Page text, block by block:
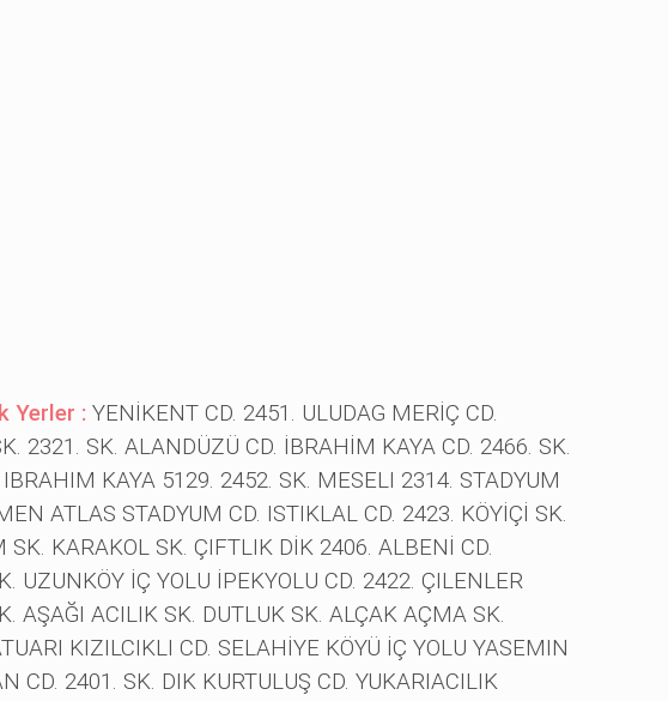
Yerler : YENİKENT CD. 2451. ULUDAG MERİÇ CD.
2321. SK. ALANDÜZÜ CD. İBRAHİM KAYA CD. 2466. SK.
KAYA 5129. 2452. SK. MESELI 2314. STADYUM
ATLAS STADYUM CD. ISTIKLAL CD. 2423. KÖYİÇİ SK.
SK. KARAKOL SK. ÇIFTLIK DİK 2406. ALBENİ CD.
UZUNKÖY İÇ YOLU İPEKYOLU CD. 2422. ÇILENLER
AŞAĞI ACILIK SK. DUTLUK SK. ALÇAK AÇMA SK.
KIZILCIKLI CD. SELAHİYE KÖYÜ İÇ YOLU YASEMIN
CD. 2401. SK. DIK KURTULUŞ CD. YUKARIACILIK